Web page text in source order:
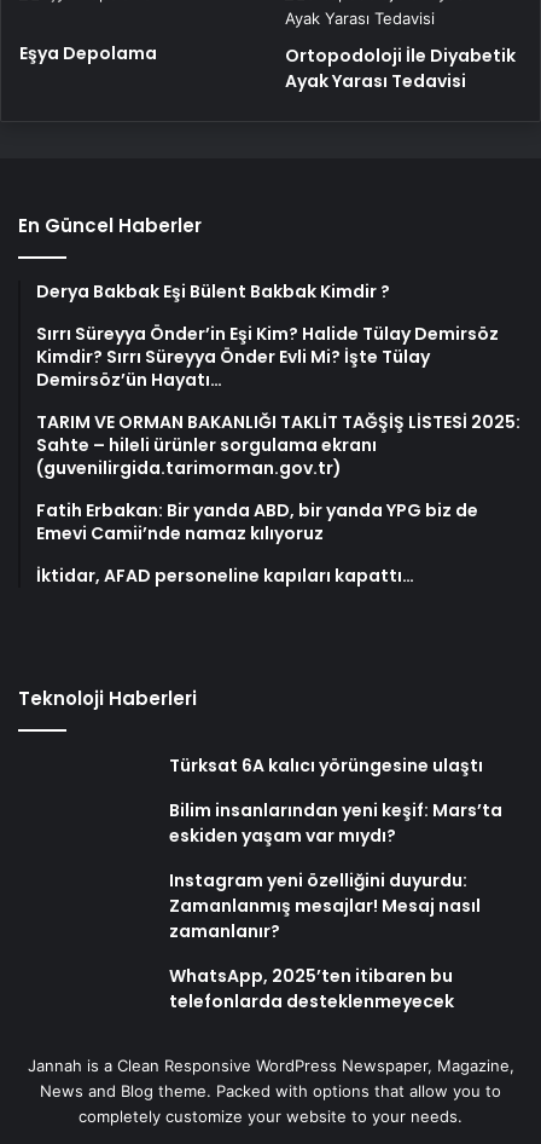
Eşya Depolama
Ortopodoloji İle Diyabetik
Ayak Yarası Tedavisi
En Güncel Haberler
Derya Bakbak Eşi Bülent Bakbak Kimdir ?
Sırrı Süreyya Önder’in Eşi Kim? Halide Tülay Demirsöz
Kimdir? Sırrı Süreyya Önder Evli Mi? İşte Tülay
Demirsöz’ün Hayatı…
TARIM VE ORMAN BAKANLIĞI TAKLİT TAĞŞİŞ LİSTESİ 2025:
Sahte – hileli ürünler sorgulama ekranı
(guvenilirgida.tarimorman.gov.tr)
Fatih Erbakan: Bir yanda ABD, bir yanda YPG biz de
Emevi Camii’nde namaz kılıyoruz
İktidar, AFAD personeline kapıları kapattı…
Teknoloji Haberleri
Türksat 6A kalıcı yörüngesine ulaştı
Bilim insanlarından yeni keşif: Mars’ta
eskiden yaşam var mıydı?
Instagram yeni özelliğini duyurdu:
Zamanlanmış mesajlar! Mesaj nasıl
zamanlanır?
WhatsApp, 2025’ten itibaren bu
telefonlarda desteklenmeyecek
Jannah is a Clean Responsive WordPress Newspaper, Magazine,
News and Blog theme. Packed with options that allow you to
completely customize your website to your needs.